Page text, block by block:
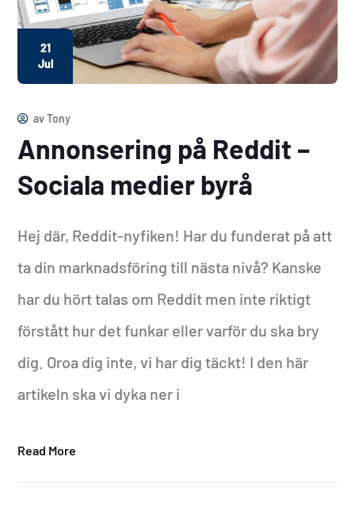
21
Jul
avTony
Annonsering på Reddit –
Sociala medier byrå
Hej där, Reddit-nyfiken! Har du funderat på att
ta din marknadsföring till nästa nivå? Kanske
har du hört talas om Reddit men inte riktigt
förstått hur det funkar eller varför du ska bry
dig. Oroa dig inte, vi har dig täckt! I den här
artikeln ska vi dyka ner i
Read More